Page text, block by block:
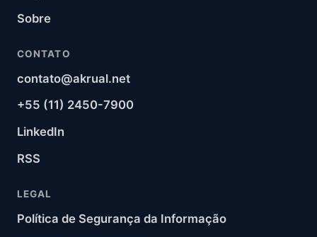
Sobre
CONTATO
contato@akrual.net
+55 (11) 2450-7900
LinkedIn
RSS
LEGAL
Política de Segurança da Informação